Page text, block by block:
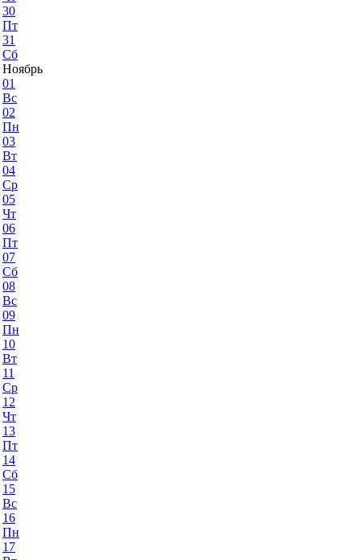
30
Пт
31
Сб
Ноябрь
01
Вс
02
Пн
03
Вт
04
Ср
05
Чт
06
Пт
07
Сб
08
Вс
09
Пн
10
Вт
11
Ср
12
Чт
13
Пт
14
Сб
15
Вс
16
Пн
17